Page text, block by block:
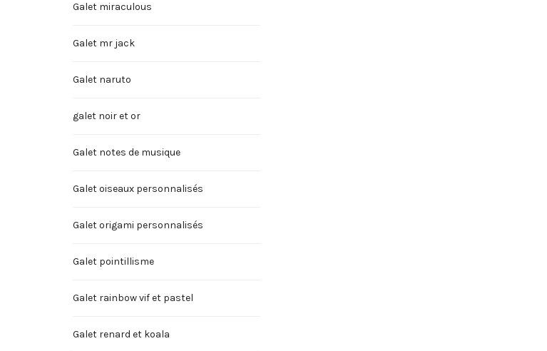
Galet miraculous
Galet mr jack
Galet naruto
galet noir et or
Galet notes de musique
Galet oiseaux personnalisés
Galet origami personnalisés
Galet pointillisme
Galet rainbow vif et pastel
Galet renard et koala